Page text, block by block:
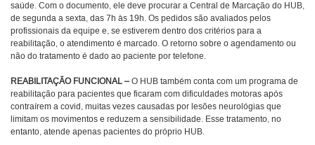
saúde. Com o documento, ele deve procurar a Central de Marcação do HUB,
de segunda a sexta, das 7h às 19h. Os pedidos são avaliados pelos
profissionais da equipe e, se estiverem dentro dos critérios para a
reabilitação, o atendimento é marcado. O retorno sobre o agendamento ou
não do tratamento é dado ao paciente por telefone.
REABILITAÇÃO FUNCIONAL –O HUB também conta com um programa de
reabilitação para pacientes que ficaram com dificuldades motoras após
contraírem a covid, muitas vezes causadas por lesões neurológias que
limitam os movimentos e reduzem a sensibilidade. Esse tratamento, no
entanto, atende apenas pacientes do próprio HUB.